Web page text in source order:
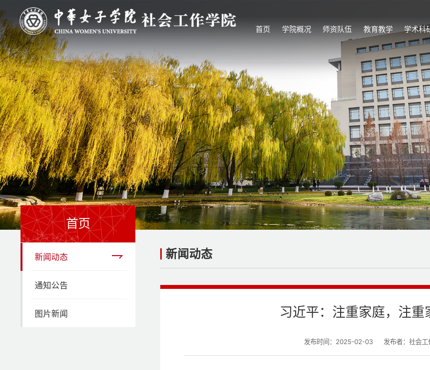
首页 学院概况 师资队伍 教育教学 学术科
首页
新闻动态
通知公告
图片新闻
新闻动态
习近平：注重家庭，注重
发布时间：2025-02-03 发布者：社会工